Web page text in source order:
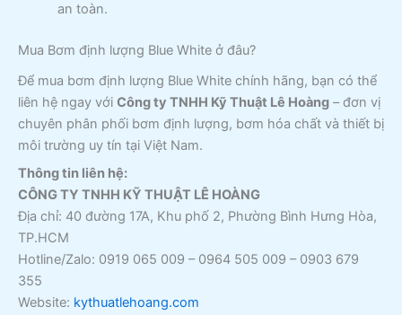
an toàn.
Mua Bơm định lượng Blue White ở đâu?
Để mua bơm định lượng Blue White chính hãng, bạn có thể
liên hệ ngay với Công ty TNHH Kỹ Thuật Lê Hoàng – đơn vị
chuyên phân phối bơm định lượng, bơm hóa chất và thiết bị
môi trường uy tín tại Việt Nam.
Thông tin liên hệ:
CÔNG TY TNHH KỸ THUẬT LÊ HOÀNG
Địa chỉ: 40 đường 17A, Khu phố 2, Phường Bình Hưng Hòa,
TP.HCM
Hotline/Zalo: 0919 065 009 – 0964 505 009 – 0903 679
355
Website: kythuatlehoang.com